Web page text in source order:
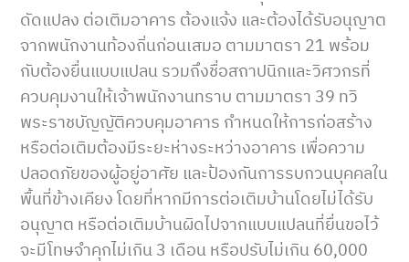
ดัดแปลง ต่อเติมอาคาร ต้องแจ้ง และต้องได้รับอนุญาต
จากพนักงานท้องถิ่นก่อนเสมอ ตามมาตรา 21 พร้อม
กับต้องยื่นแบบแปลน รวมถึงชื่อสถาปนิกและวิศวกรที่
ควบคุมงานให้เจ้าพนักงานทราบ ตามมาตรา 39 ทวิ
พระราชบัญญัติควบคุมอาคาร กำหนดให้การก่อสร้าง
หรือต่อเติมต้องมีระยะห่างระหว่างอาคาร เพื่อความ
ปลอดภัยของผู้อยู่อาศัย และป้องกันการรบกวนบุคคลใน
พื้นที่ข้างเคียง โดยที่หากมีการต่อเติมบ้านโดยไม่ได้รับ
อนุญาต หรือต่อเติมบ้านผิดไปจากแบบแปลนที่ยื่นขอไว้
จะมีโทษจำคุกไม่เกิน 3 เดือน หรือปรับไม่เกิน 60,000